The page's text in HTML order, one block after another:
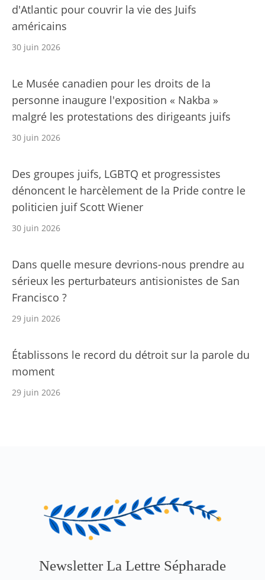
d'Atlantic pour couvrir la vie des Juifs
américains
30 juin 2026
Le Musée canadien pour les droits de la
personne inaugure l'exposition « Nakba »
malgré les protestations des dirigeants juifs
30 juin 2026
Des groupes juifs, LGBTQ et progressistes
dénoncent le harcèlement de la Pride contre le
politicien juif Scott Wiener
30 juin 2026
Dans quelle mesure devrions-nous prendre au
sérieux les perturbateurs antisionistes de San
Francisco ?
29 juin 2026
Établissons le record du détroit sur la parole du
moment
29 juin 2026
Newsletter La Lettre Sépharade